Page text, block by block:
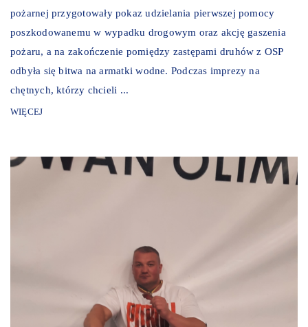
pożarnej przygotowały pokaz udzielania pierwszej pomocy
poszkodowanemu w wypadku drogowym oraz akcję gaszenia
pożaru, a na zakończenie pomiędzy zastępami druhów z OSP
odbyła się bitwa na armatki wodne. Podczas imprezy na
chętnych, którzy chcieli ...
WIĘCEJ